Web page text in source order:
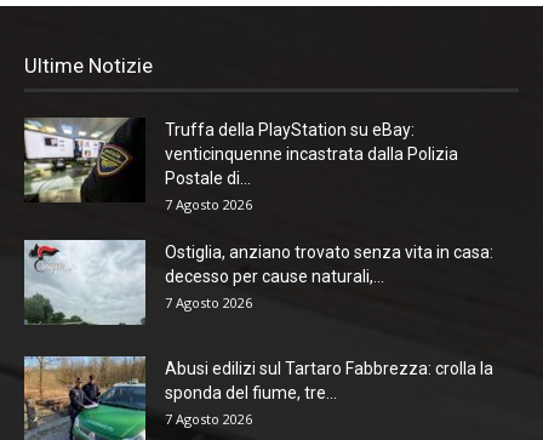
Ultime Notizie
Truffa della PlayStation su eBay:
venticinquenne incastrata dalla Polizia
Postale di...
7 Agosto 2026
Ostiglia, anziano trovato senza vita in casa:
decesso per cause naturali,...
7 Agosto 2026
Abusi edilizi sul Tartaro Fabbrezza: crolla la
sponda del fiume, tre...
7 Agosto 2026